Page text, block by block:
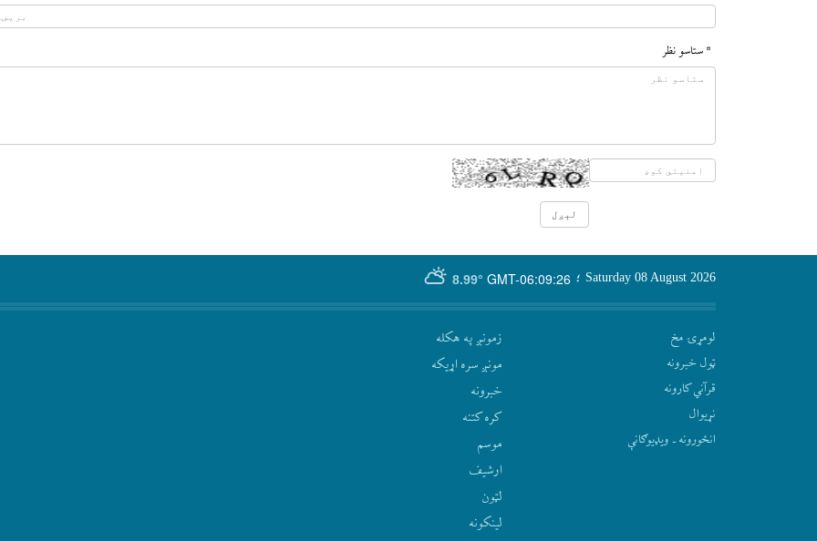
* ستاسو نظر
GMT-06:09:26
8.99° Saturday 08 August 2026 ؛
لومړۍ مخ
ټول خبرونه
قرآني کارونه
نړيوال
انځورونه ـ ویډیوګانې
زمونږ په هکله
مونږ سره اړيکه
‫خبرونه
کره کتنه
موسم
ارشيف
لټون
لينکونه